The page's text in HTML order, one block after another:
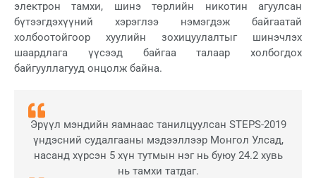
электрон тамхи, шинэ төрлийн никотин агуулсан
бүтээгдэхүүний хэрэглээ нэмэгдэж байгаатай
холбоотойгоор хуулийн зохицуулалтыг шинэчлэх
шаардлага үүсээд байгаа талаар холбогдох
байгууллагууд онцолж байна.
Эрүүл мэндийн яамнаас танилцуулсан STEPS-2019
үндэсний судалгааны мэдээллээр Монгол Улсад,
насанд хүрсэн 5 хүн тутмын нэг нь буюу 24.2 хувь
нь тамхи татдаг.